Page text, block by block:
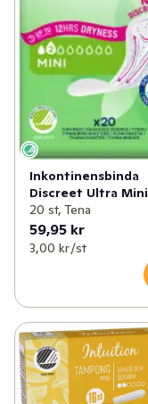
Inkontinensbinda
Discreet Ultra Mini
20 st, Tena
59,95 kr
3,00 kr /st